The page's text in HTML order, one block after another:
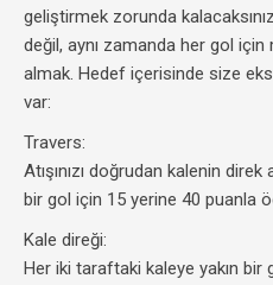
geliştirmek zorunda
değil, aynı zamanda her gol
almak. Hedef içerisinde size
var:
Travers:
Atışınızı doğrudan kalenin
bir gol için 15 yerine 40 puanla
Kale direği:
Her iki taraftaki kaleye yakın bir